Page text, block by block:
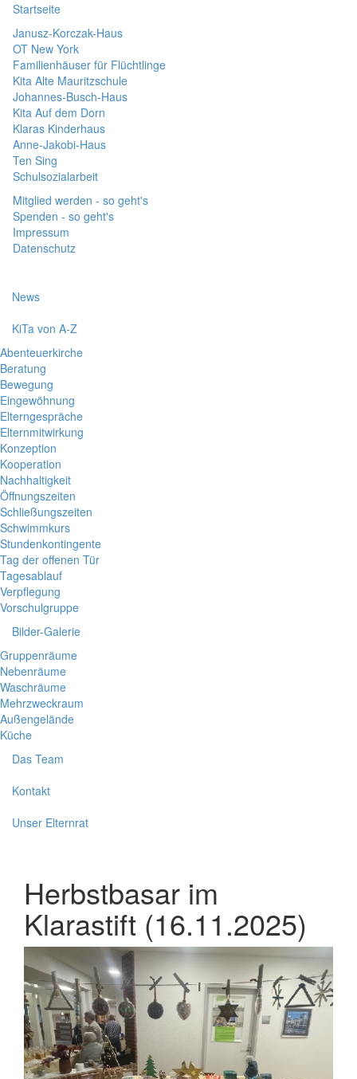
Startseite
Janusz-Korczak-Haus
OT New York
Familienhäuser für Flüchtlinge
Kita Alte Mauritzschule
Johannes-Busch-Haus
Kita Auf dem Dorn
Klaras Kinderhaus
Anne-Jakobi-Haus
Ten Sing
Schulsozialarbeit
Mitglied werden - so geht's
Spenden - so geht's
Impressum
Datenschutz
News
KiTa von A-Z
Abenteuerkirche
Beratung
Bewegung
Eingewöhnung
Elterngespräche
Elternmitwirkung
Konzeption
Kooperation
Nachhaltigkeit
Öffnungszeiten
Schließungszeiten
Schwimmkurs
Stundenkontingente
Tag der offenen Tür
Tagesablauf
Verpflegung
Vorschulgruppe
Bilder-Galerie
Gruppenräume
Nebenräume
Waschräume
Mehrzweckraum
Außengelände
Küche
Das Team
Kontakt
Unser Elternrat
Herbstbasar im
Klarastift (16.11.2025)